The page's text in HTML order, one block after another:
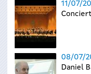
11/07/
08/07/
Daniel